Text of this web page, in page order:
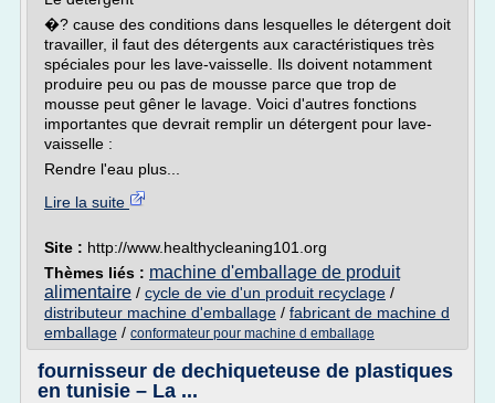
�? cause des conditions dans lesquelles le détergent doit
travailler, il faut des détergents aux caractéristiques très
spéciales pour les lave-vaisselle. Ils doivent notamment
produire peu ou pas de mousse parce que trop de
mousse peut gêner le lavage. Voici d'autres fonctions
importantes que devrait remplir un détergent pour lave-
vaisselle :
Rendre l'eau plus...
Lire la suite
Site : http://www.healthycleaning101.org
Thèmes liés : machine d'emballage de produit
alimentaire / cycle de vie d'un produit recyclage /
distributeur machine d'emballage / fabricant de machine d
emballage / conformateur pour machine d emballage
fournisseur de dechiqueteuse de plastiques
en tunisie – La ...